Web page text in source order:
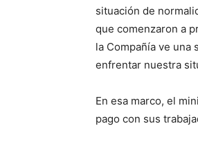
situación de
que comenzaron a
la Compañía ve una
enfrentar nuestra
En esa marco, el
pago con sus